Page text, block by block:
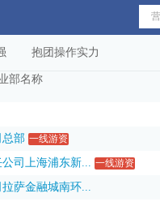
-9.99%
1.46
-10.00%
4.63% 4.42亿
抱团操作实力
部名称
总部 一线游资
司上海浦东新... 一线游资
萨金融城南环...